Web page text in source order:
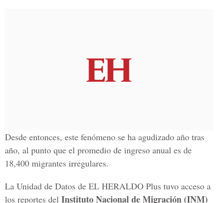
Desde entonces, este fenómeno se ha agudizado año tras
año, al punto que el promedio de ingreso anual es de
18,400 migrantes irregulares.
La Unidad de Datos de EL HERALDO Plus tuvo acceso a
los reportes del Instituto Nacional de Migración (INM)